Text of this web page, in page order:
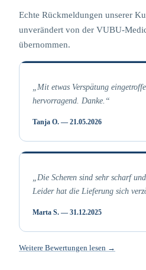
Echte Rückmeldungen unserer
unverändert von der VUBU-
übernommen.
„Mit etwas Verspätung
hervorragend. Danke.“
Tanja O. — 21.05.2026
„Die Scheren sind sehr scharf
Leider hat die Lieferung sich
Marta S. — 31.12.2025
Weitere Bewertungen lesen →